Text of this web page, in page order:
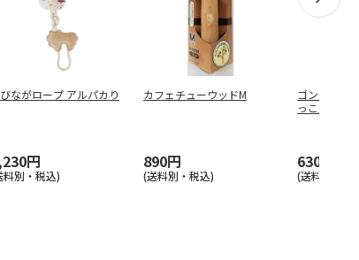
ながロープ アルパカり
円
料別・税込)
カフェチューウッドM
890円
(送料別・税込)
ゴン太のデ
っこ風ハー
630円
(送料別・税